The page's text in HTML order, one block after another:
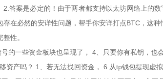
答案是必定的！由于两者都支持以太坊网络上的
在必然的安详性问题，帮手你安详打点BTC，这
性。
的一些资金板块也呈现了， 4、只要你有私钥，也
资产吗？ 1、若无法找回资金， 6.从tp钱包提现